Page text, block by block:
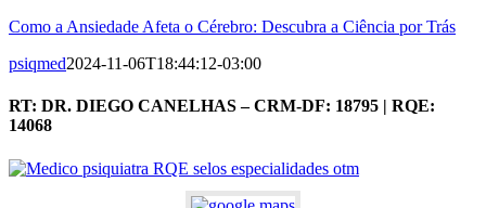
Como a Ansiedade Afeta o Cérebro: Descubra a Ciência por Trás
psiqmed2024-11-06T18:44:12-03:00
RT: DR. DIEGO CANELHAS – CRM-DF: 18795 | RQE:
14068